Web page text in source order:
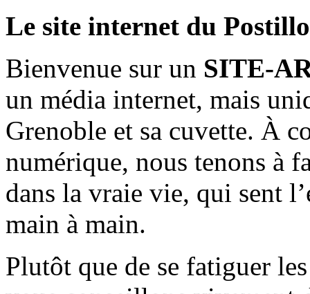
Le site internet du
Bienvenue sur un SITE-
un média internet, mais
Grenoble et sa cuvette. À
numérique, nous tenons à
dans la vraie vie, qui sent
main à main.
Plutôt que de se fatiguer